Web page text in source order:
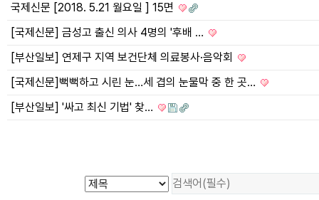
국제신문 [2018. 5.21 월요일 ] 15면
[국제신문] 금성고 출신 의사 4명의 '후배 …
[부산일보] 연제구 지역 보건단체 의료봉사·음악회
[국제신문]뻑뻑하고 시린 눈…세 겹의 눈물막 중 한 곳…
[부산일보] '싸고 최신 기법' 찾…